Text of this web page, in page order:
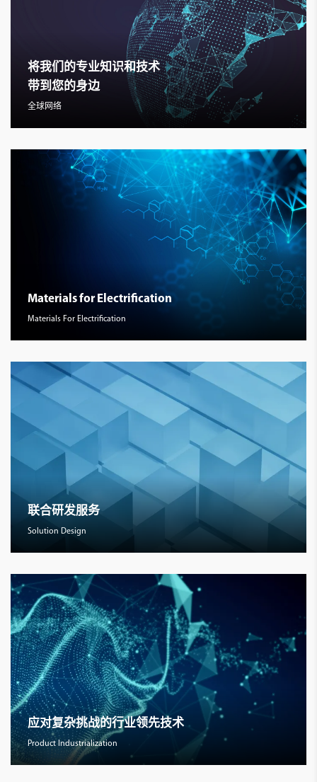
将我们的专业知识和技术
带到您的身边
全球网络
Materials for Electrification
Materials For Electrification
联合研发服务
Solution Design
应对复杂挑战的行业领先技术
Product Industrialization